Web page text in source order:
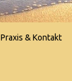
Praxis & Kontakt